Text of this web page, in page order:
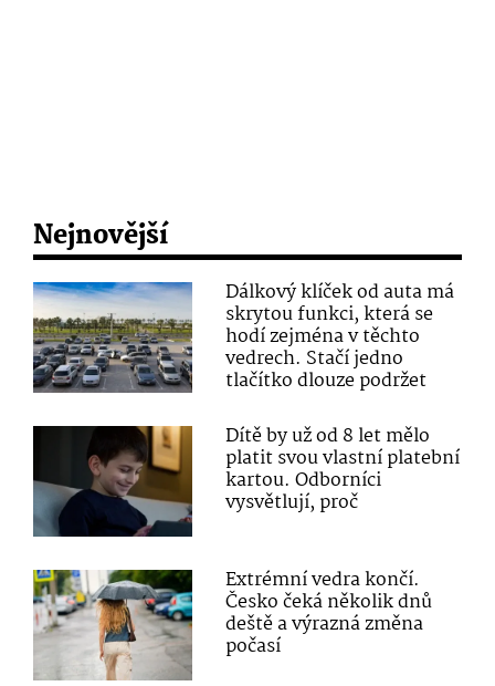
Nejnovější
Dálkový klíček od auta má
skrytou funkci, která se
hodí zejména v těchto
vedrech. Stačí jedno
tlačítko dlouze podržet
Dítě by už od 8 let mělo
platit svou vlastní platební
kartou. Odborníci
vysvětlují, proč
Extrémní vedra končí.
Česko čeká několik dnů
deště a výrazná změna
počasí